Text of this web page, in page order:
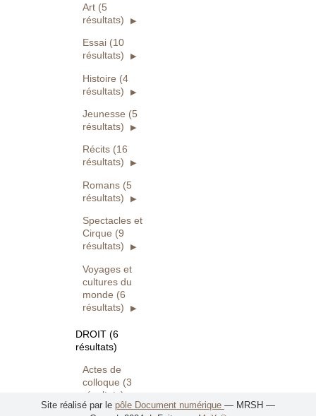
Art (5
résultats)
Essai (10
résultats)
Histoire (4
résultats)
Jeunesse (5
résultats)
Récits (16
résultats)
Romans (5
résultats)
Spectacles et
Cirque (9
résultats)
Voyages et
cultures du
monde (6
résultats)
DROIT (6
résultats)
Actes de
colloque (3
résultats)
Site réalisé par le pôle Document numérique — MRSH —